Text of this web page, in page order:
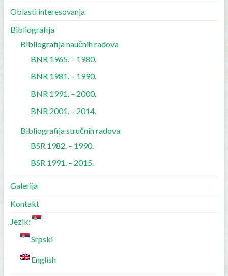
Oblasti interesovanja
Bibliografija
Bibliografija naučnih radova
BNR 1965. – 1980.
BNR 1981. – 1990.
BNR 1991. – 2000.
BNR 2001. – 2014.
Bibliografija stručnih radova
BSR 1982. – 1990.
BSR 1991. – 2015.
Galerija
Kontakt
Jezik:
Srpski
English